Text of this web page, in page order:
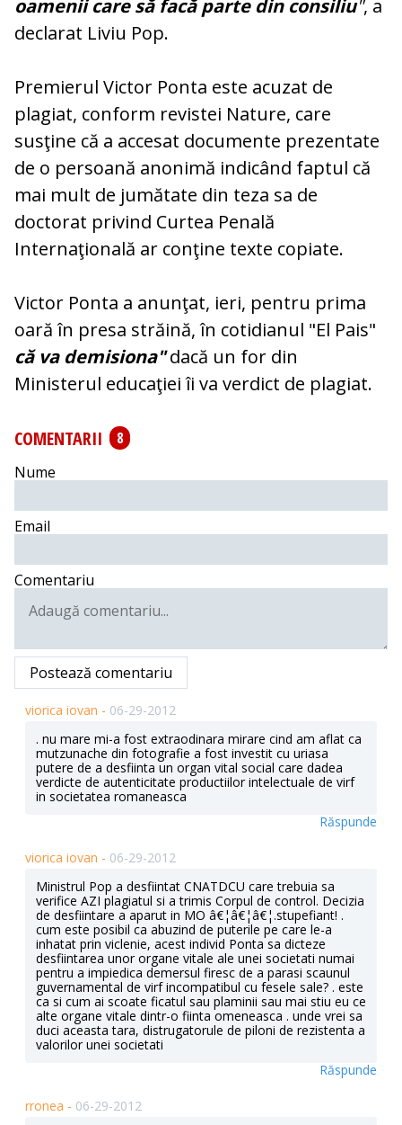
oamenii care să facă parte din consiliu", a
declarat Liviu Pop.
Premierul Victor Ponta este acuzat de
plagiat, conform revistei Nature, care
susţine că a accesat documente prezentate
de o persoană anonimă indicând faptul că
mai mult de jumătate din teza sa de
doctorat privind Curtea Penală
Internaţională ar conţine texte copiate.
Victor Ponta a anunţat, ieri, pentru prima
oară în presa străină, în cotidianul "El Pais"
că va demisiona"dacă un for din
Ministerul educaţiei îi va verdict de plagiat.
COMENTARII
8
Nume
Email
Comentariu
Postează comentariu
viorica iovan - 06-29-2012
. nu mare mi-a fost extraodinara mirare cind am aflat ca
mutzunache din fotografie a fost investit cu uriasa
putere de a desfiinta un organ vital social care dadea
verdicte de autenticitate productiilor intelectuale de virf
in societatea romaneasca
Răspunde
viorica iovan - 06-29-2012
Ministrul Pop a desfiintat CNATDCU care trebuia sa
verifice AZI plagiatul si a trimis Corpul de control. Decizia
de desfiintare a aparut in MO â€¦â€¦â€¦.stupefiant! .
cum este posibil ca abuzind de puterile pe care le-a
inhatat prin viclenie, acest individ Ponta sa dicteze
desfiintarea unor organe vitale ale unei societati numai
pentru a impiedica demersul firesc de a parasi scaunul
guvernamental de virf incompatibul cu fesele sale? . este
ca si cum ai scoate ficatul sau plaminii sau mai stiu eu ce
alte organe vitale dintr-o fiinta omeneasca . unde vrei sa
duci aceasta tara, distrugatorule de piloni de rezistenta a
valorilor unei societati
Răspunde
rronea - 06-29-2012